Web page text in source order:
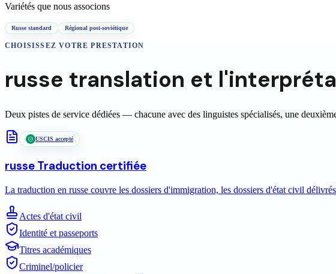
Variétés que nous associons
Russe standard Régional post-soviétique
CHOISISSEZ VOTRE PRESTATION
russe translation et
Deux pistes de service dédiées — chacune avec des linguistes spécialisés, une
USCIS accepté
russe Traduction certifiée
La traduction en russe couvre les dossiers d'immigration, les dossiers d'état civil
Actes d'état civil
Identité et passeports
Titres académiques
Criminel/policier